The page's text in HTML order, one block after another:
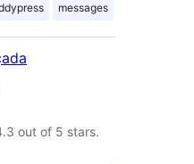
messages
out of 5 stars.